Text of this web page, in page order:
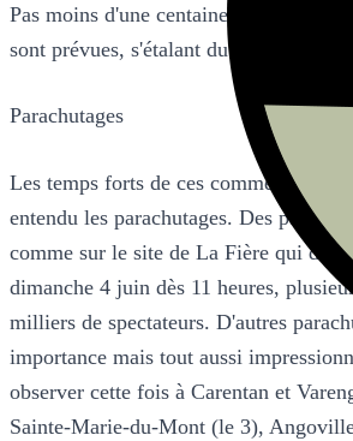
Pas moins d'une centaine de
sont prévues, s'étalant du 27 mai au 18
Parachutages
Les temps forts de ces
entendu les parachutages. Des
comme sur le site de La Fière qui
dimanche 4 juin dès 11 heures,
milliers de spectateurs. D'autres
importance mais tout aussi
observer cette fois à Carentan et
Sainte-Marie-du-Mont (le 3),